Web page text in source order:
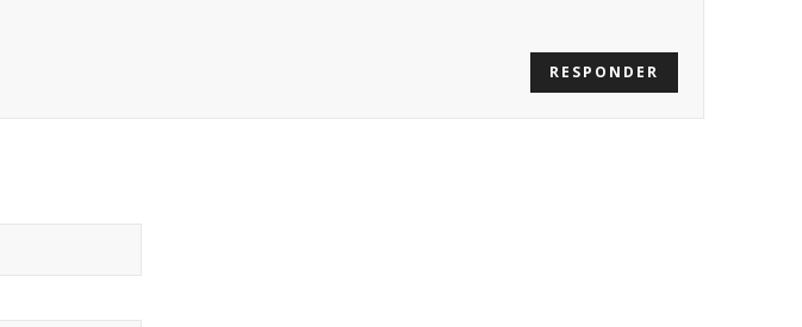
RESPONDER